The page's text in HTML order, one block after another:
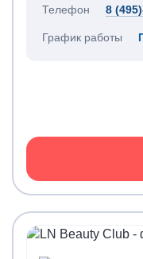
Телефон 8
График работы